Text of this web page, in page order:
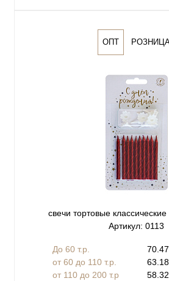
ОПТ
свечи тортовые
Артикул: 0113
До 60 т.р.
от 60 до 110 т.р.
от 110 до 200 т.р